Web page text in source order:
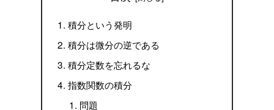
積分という発明
積分は微分の逆である
積分定数を忘れるな
指数関数の積分
問題